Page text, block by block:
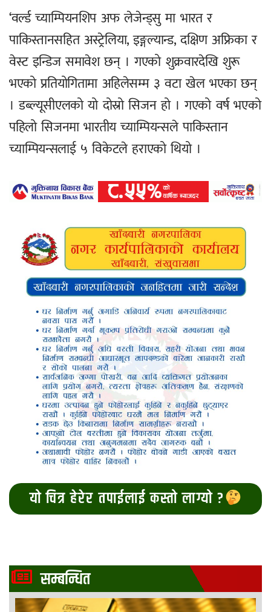
‘वर्ल्ड च्याम्पियनशिप अफ लेजेन्ड्सु मा भारत र
पाकिस्तानसहित अस्ट्रेलिया, इङ्गल्यान्ड, दक्षिण अफ्रिका र
वेस्ट इन्डिज समावेश छन् । गएको शुक्रवारदेखि शुरू
भएको प्रतियोगितामा अहिलेसम्म ३ वटा खेल भएका छन्
। डब्ल्यूसीएलको यो दोस्रो सिजन हो । गएको वर्ष भएको
पहिलो सिजनमा भारतीय च्याम्पियन्सले पाकिस्तान
च्याम्पियन्सलाई ५ विकेटले हराएको थियो ।
यो चित्र हेरेर तपाईलाई कस्तो लाग्यो ?
सम्बन्धित